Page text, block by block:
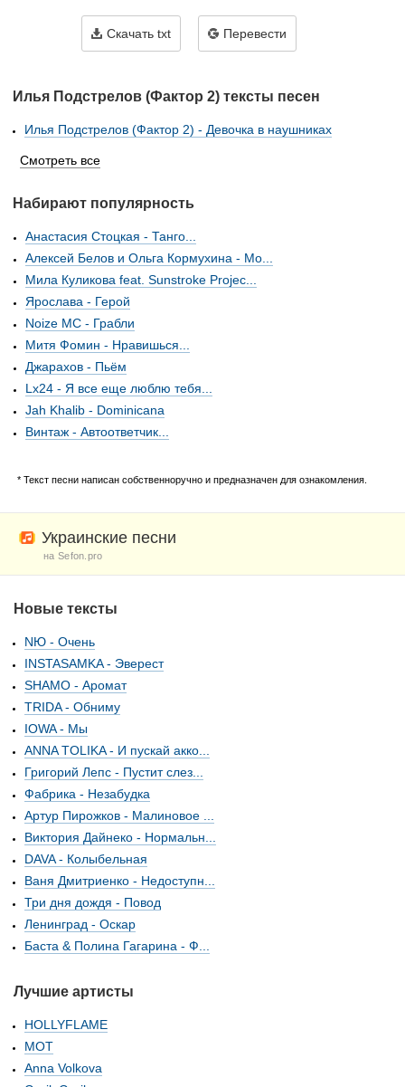
Скачать txt Перевести
Илья Подстрелов (Фактор 2) тексты песен
Илья Подстрелов (Фактор 2) - Девочка в наушниках
Смотреть все
Набирают популярность
Анастасия Стоцкая - Танго...
Алексей Белов и Ольга Кормухина - Mo...
Мила Куликова feat. Sunstroke Projec...
Ярослава - Герой
Noize MC - Грабли
Митя Фомин - Нравишься...
Джарахов - Пьём
Lx24 - Я все еще люблю тебя...
Jah Khalib - Dominicana
Винтаж - Автоответчик...
* Текст песни написан собственноручно и предназначен для ознакомления.
Украинские песни
на Sefon.pro
Новые тексты
NЮ - Очень
INSTASAMKA - Эверест
SHAMO - Аромат
TRIDA - Обниму
IOWA - Мы
ANNA TOLIKA - И пускай акко...
Григорий Лепс - Пустит слез...
Фабрика - Незабудка
Артур Пирожков - Малиновое ...
Виктория Дайнеко - Нормальн...
DAVA - Колыбельная
Ваня Дмитриенко - Недоступн...
Три дня дождя - Повод
Ленинград - Оскар
Баста & Полина Гагарина - Ф...
Лучшие артисты
HOLLYFLAME
МОТ
Anna Volkova